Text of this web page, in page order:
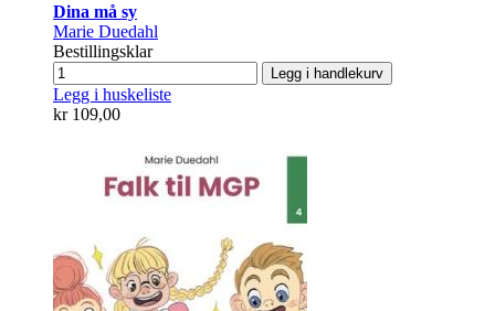
Dina må sy
Marie Duedahl
Bestillingsklar
Legg i handlekurv
Legg i huskeliste
kr 109,00